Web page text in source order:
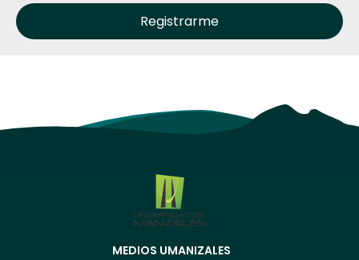
MEDIOS UMANIZALES